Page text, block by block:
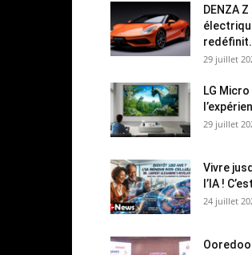
DENZA
29 juillet
LG
29 juillet
Vivre
l’IA !
24 juillet